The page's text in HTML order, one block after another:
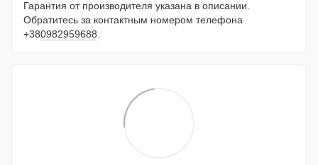
Гарантия от производителя указана в описании.
Обратитесь за контактным номером телефона
+380982959688